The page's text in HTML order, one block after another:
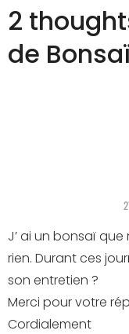
2
de
J’ ai un bonsaï que
rien. Durant ces
son entretien ?
Merci pour votre
Cordialement